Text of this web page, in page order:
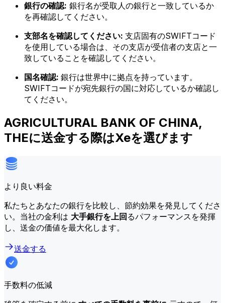
銀行の確認: 銀行名が受取人の銀行と一致しているか
を再確認してください。
支部名を確認してください: 支店固有のSWIFTコード
を使用している場合は、その支店が受信者の支店と一
致していることを確認してください。
国名確認: 銀行は世界中に拠点を持っています。
SWIFTコードが宛先銀行の国に対応しているか確認し
てください。
AGRICULTURAL BANK OF CHINA,
THEに送金する際はXeを選びます
より良い料金
私たちとあなたの銀行を比較し、節約効果を発見してくださ
い。当社の金利は 大手銀行を上回るパフォーマンスを発揮
し、送金の価値を最大化します。
送金する
手数料の低減